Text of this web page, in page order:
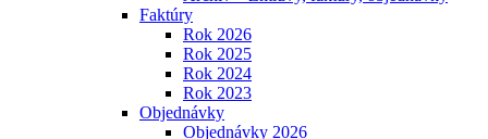
Faktúry
Rok 2026
Rok 2025
Rok 2024
Rok 2023
Objednávky
Objednávky 2026